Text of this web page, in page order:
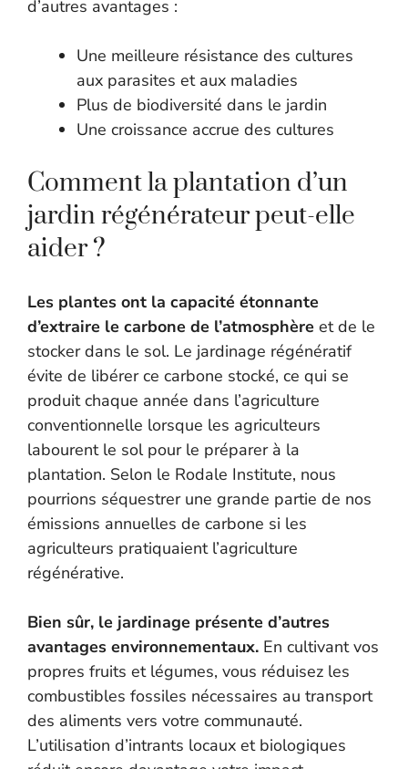
d’autres avantages :
Une meilleure résistance des cultures
aux parasites et aux maladies
Plus de biodiversité dans le jardin
Une croissance accrue des cultures
Comment la plantation d’un
jardin régénérateur peut-elle
aider ?
Les plantes ont la capacité étonnante
d’extraire le carbone de l’atmosphère et de le
stocker dans le sol. Le jardinage régénératif
évite de libérer ce carbone stocké, ce qui se
produit chaque année dans l’agriculture
conventionnelle lorsque les agriculteurs
labourent le sol pour le préparer à la
plantation. Selon le Rodale Institute, nous
pourrions séquestrer une grande partie de nos
émissions annuelles de carbone si les
agriculteurs pratiquaient l’agriculture
régénérative.
Bien sûr, le jardinage présente d’autres
avantages environnementaux. En cultivant vos
propres fruits et légumes, vous réduisez les
combustibles fossiles nécessaires au transport
des aliments vers votre communauté.
L’utilisation d’intrants locaux et biologiques